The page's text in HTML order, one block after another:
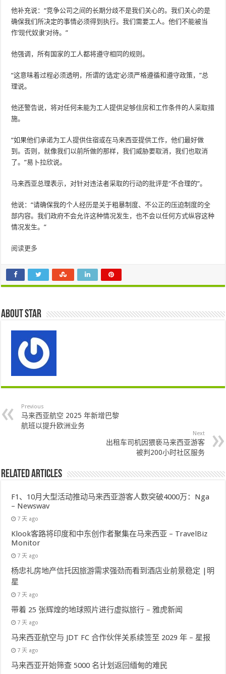
他补充说：“竞争公司之间的长期分歧不是我们关心的。我们关心的是
确保我们所决定的事情必须得到执行。我们需要工人。他们不能被当
作‘现代奴隶’对待。”
他强调，所有国家的工人都将遵守相同的规则。
“这意味着过程必须透明，所谓的‘选定’必须严格遵循和遵守政策，”总
理说。
他还警告说，将对任何未能为工人提供足够住房和工作条件的人采取措
施。
“如果他们承诺为工人提供住宿或在马来西亚提供工作，他们最好做
到。否则，就像我们以前所做的那样，我们威胁要取消，我们也取消
了。”易卜拉欣说。
马来西亚总理表示，对针对违法者采取的行动的批评是“不合理的”。
他说：“请确保我的个人经历是关于粗暴制度、不公正的压迫制度的全
部内容。我们政府不会允许这种情况发生，也不会以任何方式纵容这种
情况发生。”
阅读更多
About star
Previous
马来西亚航空 2025 年新增巴黎
航班以提升欧洲业务
Next
出租车司机因猥亵马来西亚游客
被判200小时社区服务
Related Articles
F1、10月大型活动推动马来西亚游客人数突破4000万：Nga
– Newswav
7 天 ago
Klook客路将印度和中东创作者聚集在马来西亚 – TravelBiz
Monitor
7 天 ago
杨忠礼房地产信托因旅游需求强劲而看到酒店业前景稳定 |明
星
7 天 ago
带着 25 张辉煌的地球照片进行虚拟旅行 – 雅虎新闻
7 天 ago
马来西亚航空与 JDT FC 合作伙伴关系续签至 2029 年 – 星报
7 天 ago
马来西亚开始筛查 5000 名计划返回缅甸的难民